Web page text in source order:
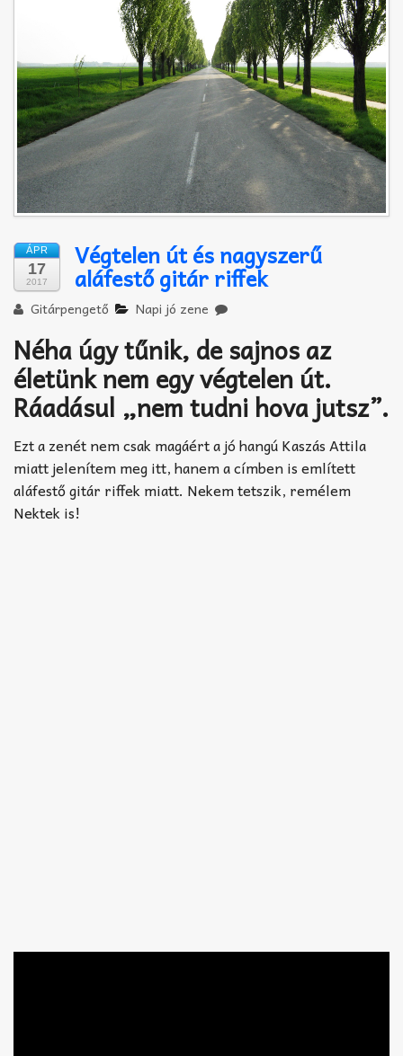
Improvizáció
ÁPR
17
2017
Végtelen út és nagyszerű
aláfestő gitár riffek
Gitárpengető Napi jó zene
Néha úgy tűnik, de sajnos az
életünk nem egy végtelen út.
Ráadásul „nem tudni hova jutsz”.
Ezt a zenét nem csak magáért a jó hangú Kaszás Attila
miatt jelenítem meg itt, hanem a címben is említett
aláfestő gitár riffek miatt. Nekem tetszik, remélem
Nektek is!